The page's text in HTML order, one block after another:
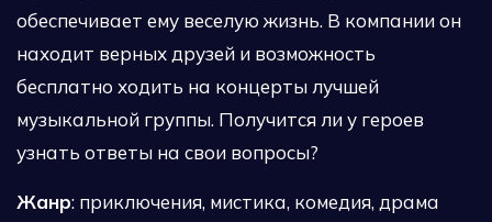
обеспечивает ему веселую жизнь. В компании он
находит верных друзей и возможность
бесплатно ходить на концерты лучшей
музыкальной группы. Получится ли у героев
узнать ответы на свои вопросы?
Жанр: приключения, мистика, комедия, драма